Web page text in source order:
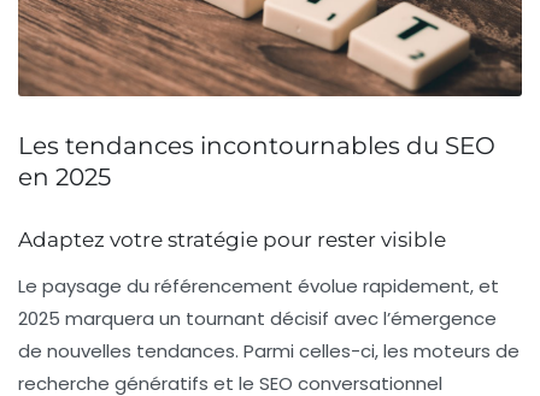
Les tendances incontournables du SEO
en 2025
Adaptez votre stratégie pour rester visible
Le paysage du référencement évolue rapidement, et
2025 marquera un tournant décisif avec l’émergence
de nouvelles tendances. Parmi celles-ci, les moteurs de
recherche génératifs et le SEO conversationnel